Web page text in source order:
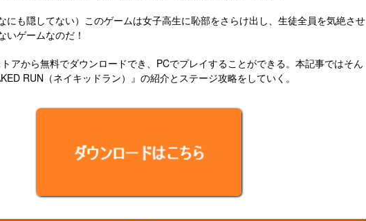
にも隠してない）このゲームは女子高生に恥部をさらけ出し、生徒全員を気絶させ
いゲームなのだ！
アから無料でダウンロードでき、PCでプレイすることができる。本記事ではそん
RUN（ネイキッドラン）』の紹介とステージ攻略をしていく。